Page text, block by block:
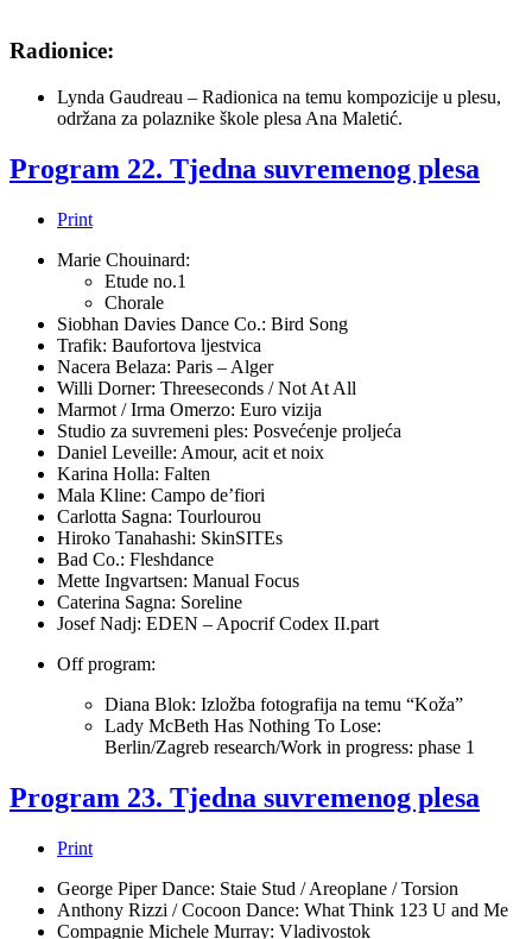
Radionice:
Lynda Gaudreau – Radionica na temu kompozicije u plesu,
održana za polaznike škole plesa Ana Maletić.
Program 22. Tjedna suvremenog plesa
Print
Marie Chouinard:
Etude no.1
Chorale
Siobhan Davies Dance Co.: Bird Song
Trafik: Baufortova ljestvica
Nacera Belaza: Paris – Alger
Willi Dorner: Threeseconds / Not At All
Marmot / Irma Omerzo: Euro vizija
Studio za suvremeni ples: Posvećenje proljeća
Daniel Leveille: Amour, acit et noix
Karina Holla: Falten
Mala Kline: Campo de’fiori
Carlotta Sagna: Tourlourou
Hiroko Tanahashi: SkinSITEs
Bad Co.: Fleshdance
Mette Ingvartsen: Manual Focus
Caterina Sagna: Soreline
Josef Nadj: EDEN – Apocrif Codex II.part
Off program:
Diana Blok: Izložba fotografija na temu “Koža”
Lady McBeth Has Nothing To Lose:
Berlin/Zagreb research/Work in progress: phase 1
Program 23. Tjedna suvremenog plesa
Print
George Piper Dance: Staie Stud / Areoplane / Torsion
Anthony Rizzi / Cocoon Dance: What Think 123 U and Me
Compagnie Michele Murray: Vladivostok